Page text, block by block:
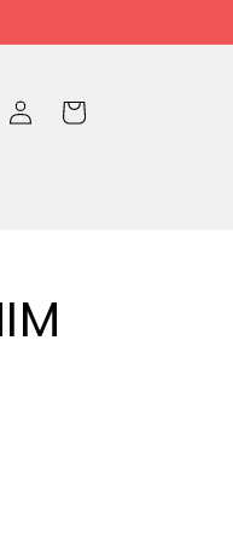
Iniciar
sesión
Carrito